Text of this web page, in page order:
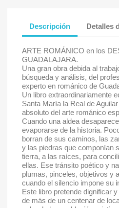
Descripción Detalles
ARTE ROMÁNICO en los
GUADALAJARA.
Una gran obra debida al
búsqueda y análisis, del
experto en románico de
Un libro extraordinariamente
Santa María la Real de
absoluto del arte románico
Cuando una aldea
evaporarse de la historia.
borran de sus caminos, las
y las piedras que componían
tierra, a las raíces, para
ellas. Ese tránsito poético y
plumas, pinceles, objetivos y
cuando el silencio impone su
Este libro pretende dignificar
de más de un centenar de
Sign in
You need to be logged in to
list.